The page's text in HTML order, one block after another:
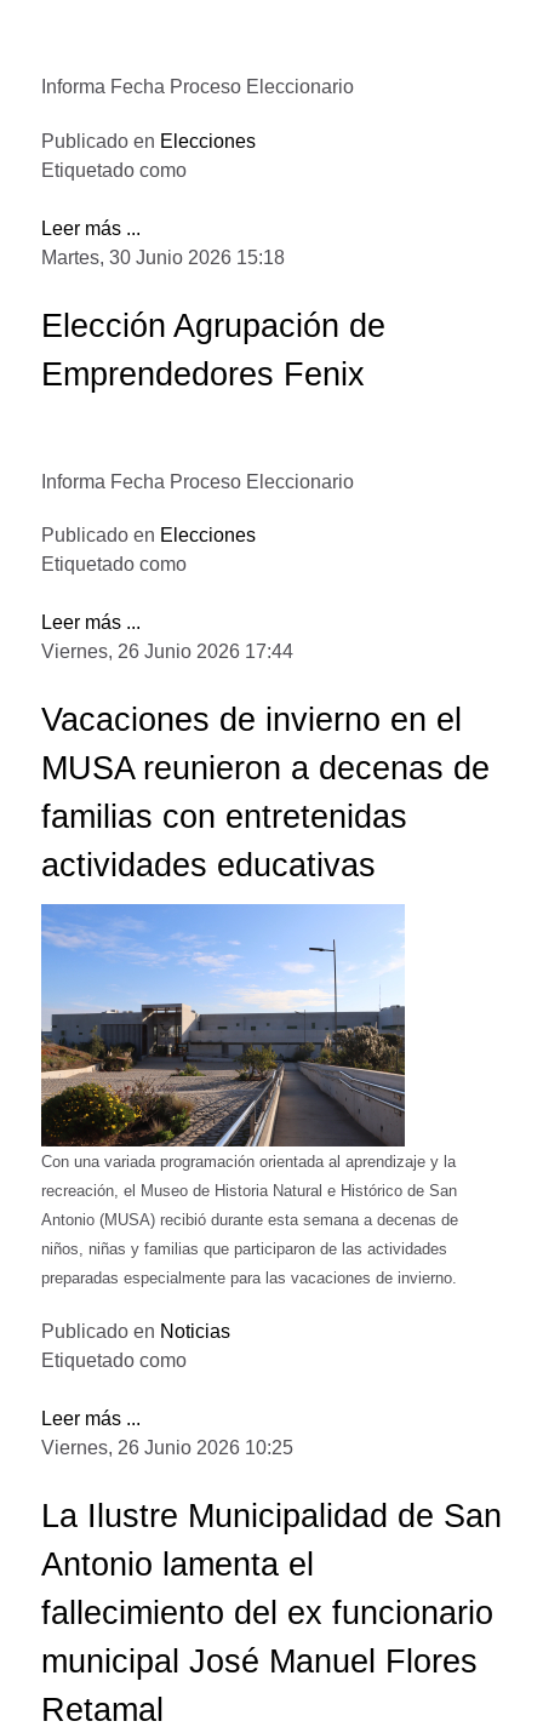
Informa Fecha Proceso Eleccionario
Publicado en Elecciones
Etiquetado como
Leer más ...
Martes, 30 Junio 2026 15:18
Elección Agrupación de
Emprendedores Fenix
Informa Fecha Proceso Eleccionario
Publicado en Elecciones
Etiquetado como
Leer más ...
Viernes, 26 Junio 2026 17:44
Vacaciones de invierno en el
MUSA reunieron a decenas de
familias con entretenidas
actividades educativas
Con una variada programación orientada al aprendizaje y la
recreación, el Museo de Historia Natural e Histórico de San
Antonio (MUSA) recibió durante esta semana a decenas de
niños, niñas y familias que participaron de las actividades
preparadas especialmente para las vacaciones de invierno.
Publicado en Noticias
Etiquetado como
Leer más ...
Viernes, 26 Junio 2026 10:25
La Ilustre Municipalidad de San
Antonio lamenta el
fallecimiento del ex funcionario
municipal José Manuel Flores
Retamal